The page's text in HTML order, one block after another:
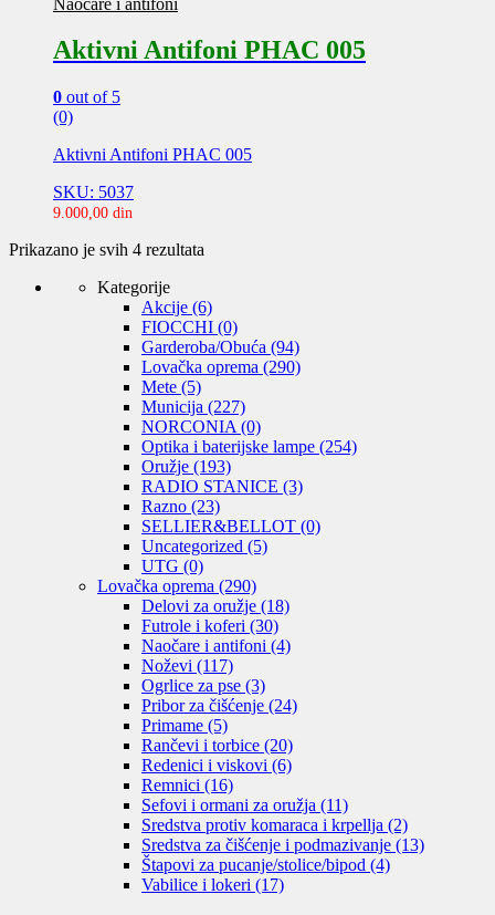
Aktivni Antifoni PHAC 005
0 out of 5
(0)
Aktivni Antifoni PHAC 005
SKU: 5037
9.000,00 din
Prikazano je svih 4 rezultata
od
niže
ka
višoj
Kategorije
Akcije (6)
FIOCCHI (0)
Garderoba/Obuća (94)
Lovačka oprema (290)
Mete (5)
Municija (227)
NORCONIA (0)
Optika i baterijske lampe (254)
Oružje (193)
RADIO STANICE (3)
Razno (23)
SELLIER&BELLOT (0)
Uncategorized (5)
UTG (0)
Lovačka oprema (290)
Delovi za oružje (18)
Futrole i koferi (30)
Naočare i antifoni (4)
Noževi (117)
Ogrlice za pse (3)
Pribor za čišćenje (24)
Primame (5)
Rančevi i torbice (20)
Redenici i viskovi (6)
Remnici (16)
Sefovi i ormani za oružja (11)
Sredstva protiv komaraca i krpellja (2)
Sredstva za čišćenje i podmazivanje (13)
Štapovi za pucanje/stolice/bipod (4)
Vabilice i lokeri (17)